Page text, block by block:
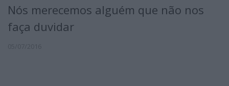
Nós merecemos alguém que não nos
faça duvidar